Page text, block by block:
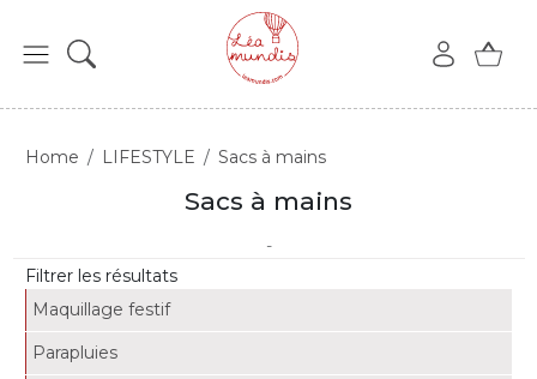
Home LIFESTYLE Sacs à mains
Sacs à mains
-
Filtrer les résultats
Maquillage festif
Parapluies